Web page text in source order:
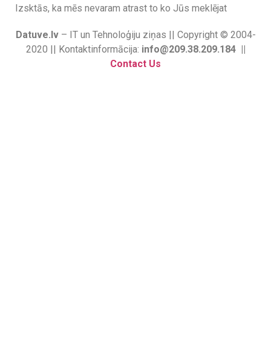
Izsktās, ka mēs nevaram atrast to ko Jūs meklējat
Datuve.lv– IT un Tehnoloģiju ziņas || Copyright © 2004-
2020 || Kontaktinformācija: info@209.38.209.184 ||
Contact Us